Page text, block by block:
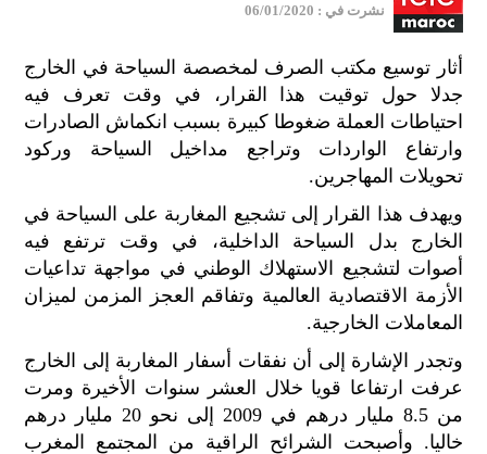
نشرت في : 06/01/2020
أثار توسيع مكتب الصرف لمخصصة السياحة في الخارج
جدلا حول توقيت هذا القرار، في وقت تعرف فيه
احتياطات العملة ضغوطا كبيرة بسبب انكماش الصادرات
وارتفاع الواردات وتراجع مداخيل السياحة وركود
تحويلات المهاجرين.
ويهدف هذا القرار إلى تشجيع المغاربة على السياحة في
الخارج بدل السياحة الداخلية، في وقت ترتفع فيه
أصوات لتشجيع الاستهلاك الوطني في مواجهة تداعيات
الأزمة الاقتصادية العالمية وتفاقم العجز المزمن لميزان
المعاملات الخارجية.
وتجدر الإشارة إلى أن نفقات أسفار المغاربة إلى الخارج
عرفت ارتفاعا قويا خلال العشر سنوات الأخيرة ومرت
من 8.5 مليار درهم في 2009 إلى نحو 20 مليار درهم
خاليا. وأصبحت الشرائح الراقية من المجتمع المغرب